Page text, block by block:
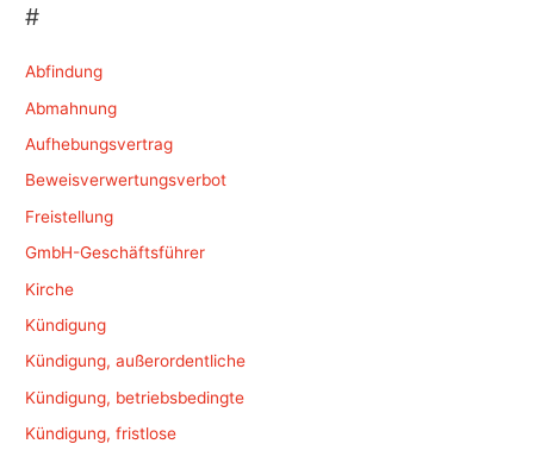
#
Abfindung
Abmahnung
Aufhebungsvertrag
Beweisverwertungsverbot
Freistellung
GmbH-Geschäftsführer
Kirche
Kündigung
Kündigung, außerordentliche
Kündigung, betriebsbedingte
Kündigung, fristlose